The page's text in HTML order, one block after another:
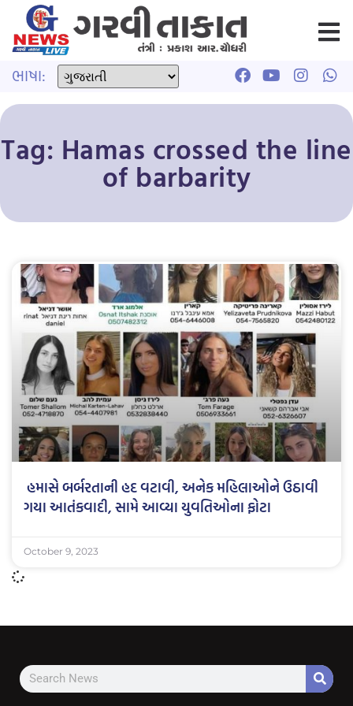
ભાષા:
Tag: Hamas crossed the line
of barbarity
હમાસે બર્બરતાની હદ વટાવી, અનેક મહિલાઓને ઉઠાવી
ગયા આતંકવાદી, સામે આવ્યા યુવતિઓના ફોટા
October 9, 2023